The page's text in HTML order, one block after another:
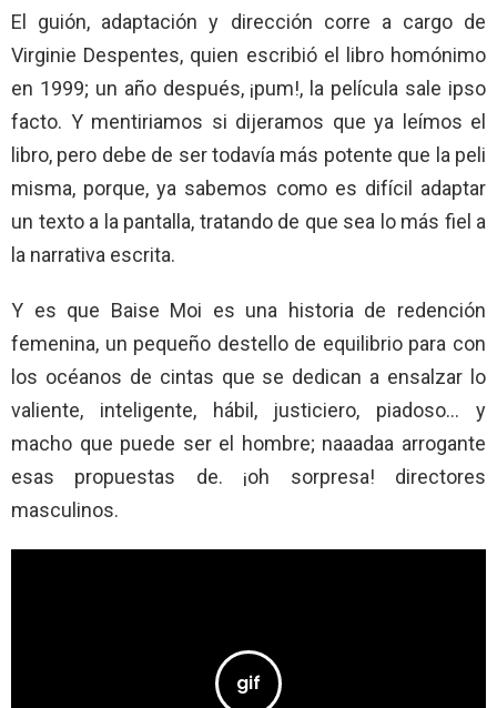
El guión, adaptación y dirección corre a cargo de
Virginie Despentes, quien escribió el libro homónimo
en 1999; un año después, ¡pum!, la película sale ipso
facto. Y mentiriamos si dijeramos que ya leímos el
libro, pero debe de ser todavía más potente que la peli
misma, porque, ya sabemos como es difícil adaptar
un texto a la pantalla, tratando de que sea lo más fiel a
la narrativa escrita.
Y es que Baise Moi es una historia de redención
femenina, un pequeño destello de equilibrio para con
los océanos de cintas que se dedican a ensalzar lo
valiente, inteligente, hábil, justiciero, piadoso… y
macho que puede ser el hombre; naaadaa arrogante
esas propuestas de. ¡oh sorpresa! directores
masculinos.